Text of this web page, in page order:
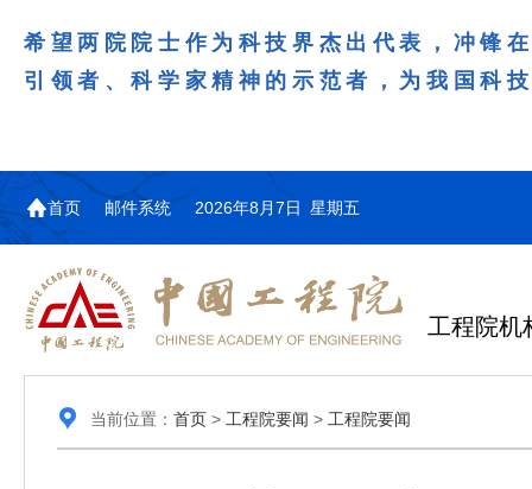
希望两院院士作为科技界杰出代表，冲锋
引领者、科学家精神的示范者，为我国科
首页 邮件系统 2026年8月7日 星期五
工程院机
当前位置： 首页> 工程院要闻 > 工程院要闻